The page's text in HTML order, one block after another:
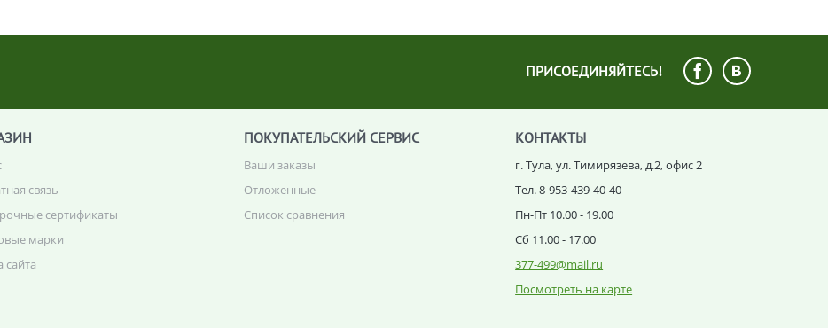
ПРИСОЕДИНЯЙТЕСЬ!
связь
сертификаты
марки
сайта
ПОКУПАТЕЛЬСКИЙ СЕРВИС
Ваши заказы
Отложенные
Список сравнения
КОНТАКТЫ
г. Тула, ул. Тимирязева, д.2, офис 2
Тел. 8-953-439-40-40
Пн-Пт 10.00 - 19.00
Сб 11.00 - 17.00
377-499@mail.ru
Посмотреть на карте